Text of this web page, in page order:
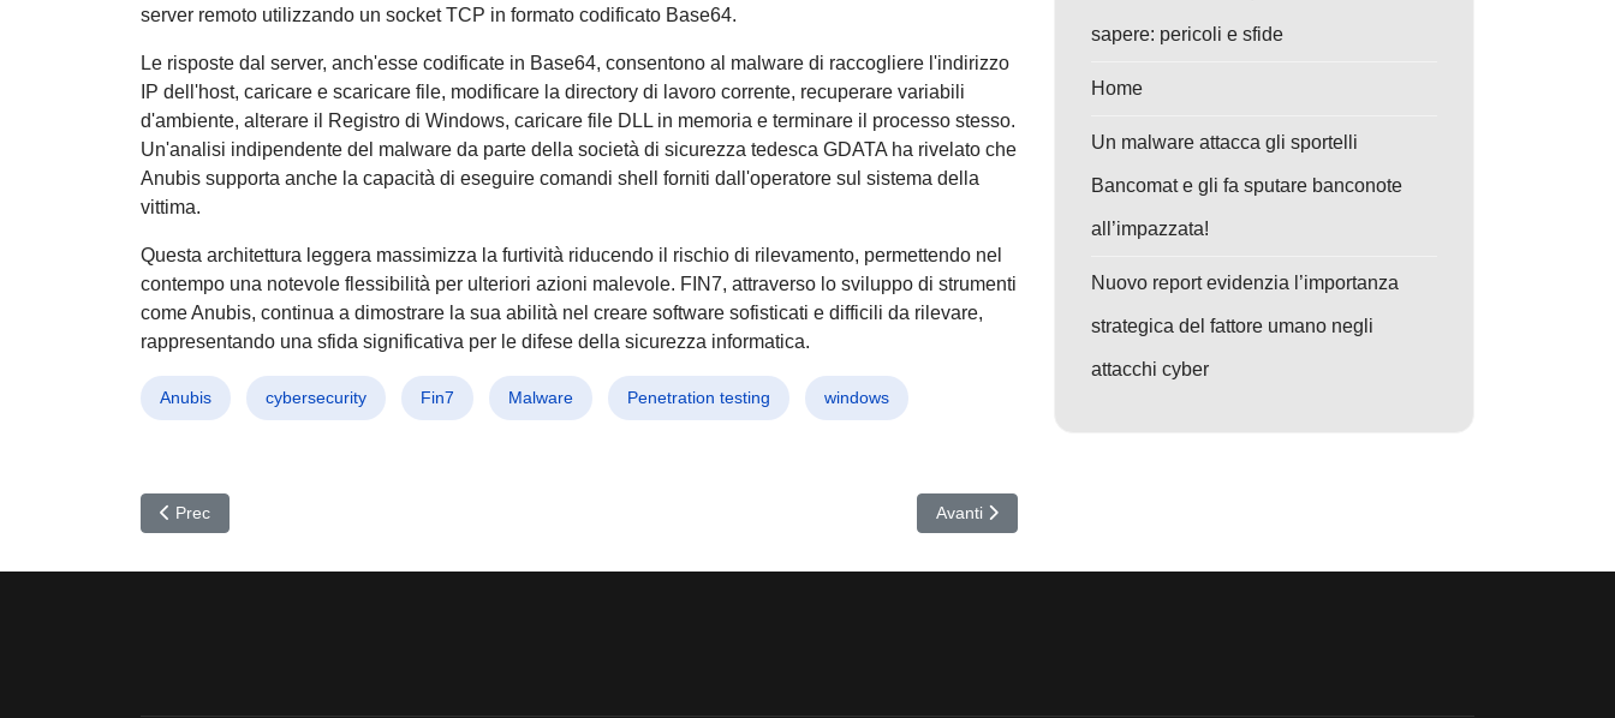
server remoto utilizzando un socket TCP in formato codificato Base64.
Le risposte dal server, anch'esse codificate in Base64, consentono al malware di raccogliere l'indirizzo
IP dell'host, caricare e scaricare file, modificare la directory di lavoro corrente, recuperare variabili
d'ambiente, alterare il Registro di Windows, caricare file DLL in memoria e terminare il processo stesso.
Un'analisi indipendente del malware da parte della società di sicurezza tedesca GDATA ha rivelato che
Anubis supporta anche la capacità di eseguire comandi shell forniti dall'operatore sul sistema della
vittima.
Questa architettura leggera massimizza la furtività riducendo il rischio di rilevamento, permettendo nel
contempo una notevole flessibilità per ulteriori azioni malevole. FIN7, attraverso lo sviluppo di strumenti
come Anubis, continua a dimostrare la sua abilità nel creare software sofisticati e difficili da rilevare,
rappresentando una sfida significativa per le difese della sicurezza informatica.
Anubis cybersecurity Fin7 Malware Penetration testing windows
Articolo precedente: Cryptojacking Evoluto : Outlaw Minaccia i Server Linux con Attacchi Brute-Force e Malware Autopropaganti
Prec Articolo successivo: Cyber Assalto alle Ferrovie Russe: L'Ucraina intensifica la guerra
Avanti
sapere: pericoli e sfide
Home
Un malware attacca gli sportelli
Bancomat e gli fa sputare banconote
all’impazzata!
Nuovo report evidenzia l’importanza
strategica del fattore umano negli
attacchi cyber